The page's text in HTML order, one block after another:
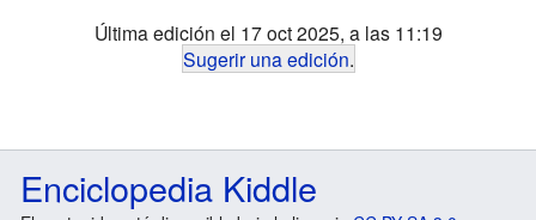
Última edición el 17 oct 2025, a las 11:19
Sugerir una edición.
Enciclopedia Kiddle